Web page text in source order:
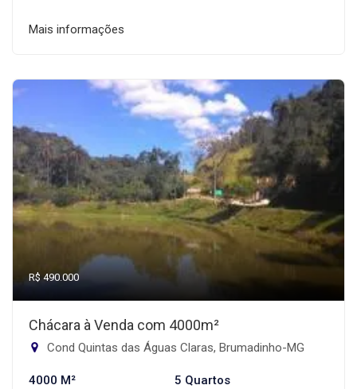
Mais informações
R$ 490.000
Chácara à Venda com 4000m²
Cond Quintas das Águas Claras, Brumadinho-MG
4000 M² 5 Quartos